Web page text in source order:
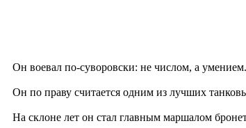
Он воевал по-суворовски: не числом, а умением.
Он по праву считается одним из лучших
На склоне лет он стал главным маршалом